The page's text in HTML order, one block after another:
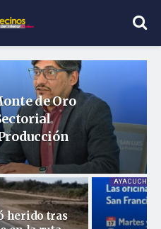
de Oro
herido tras
AYACUCHO